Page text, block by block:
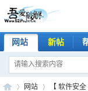
网站 新帖
网站 【 软件安全